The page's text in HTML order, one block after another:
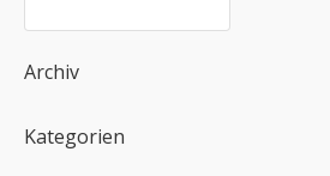
Archiv
Kategorien